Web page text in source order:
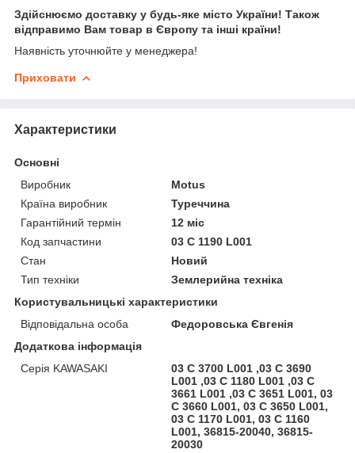
Здійснюємо доставку у будь-яке місто України! Також
відправимо Вам товар в Європу та інші країни!
Наявність уточнюйте у менеджера!
Приховати
Характеристики
Основні
Виробник
Motus
Країна виробник
Туреччина
Гарантійний термін
12 міс
Код запчастини
03 C 1190 L001
Стан
Новий
Тип техніки
Землерийна техніка
Користувальницькі характеристики
Відповідальна особа
Федоровська Євгенія
Додаткова інформація
Серія KAWASAKI
03 C 3700 L001 ,03 C 3690
L001 ,03 C 1180 L001 ,03 C
3661 L001 ,03 C 3651 L001, 03
C 3660 L001, 03 C 3650 L001,
03 C 1170 L001, 03 C 1160
L001, 36815-20040, 36815-
20030